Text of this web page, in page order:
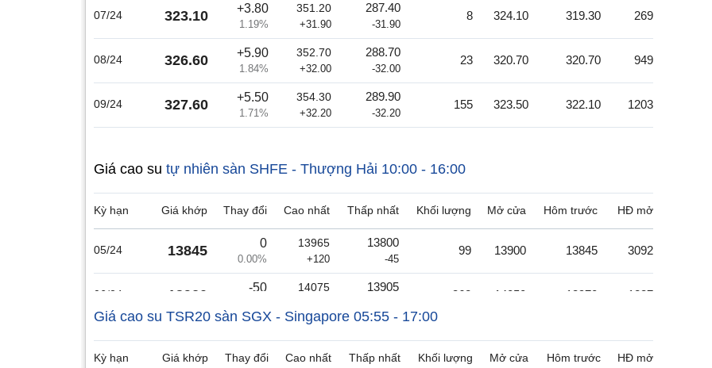
07/24 323.10 +3.80
1.19%
351.20
+31.90
287.40
-31.90
8 324.10 319.30 269
08/24 326.60 +5.90
1.84%
352.70
+32.00
288.70
-32.00
23 320.70 320.70 949
09/24 327.60 +5.50
1.71%
354.30
+32.20
289.90
-32.20
155 323.50 322.10 1203
Giá cao su tự nhiên sàn SHFE - Thượng Hải 10:00 - 16:00
Kỳ hạn Giá khớp Thay đổi Cao nhất Thấp nhất Khối lượng Mở cửa Hôm trước HĐ mở
05/24 13845 0
0.00%
13965
+120
13800
-45
99 13900 13845 3092
06/24 13920 -50 14075 13905
362 14050 13970 1237
07/24 13965 1519 14130 14045 767
Giá cao su TSR20 sàn SGX - Singapore 05:55 - 17:00
Kỳ hạn Giá khớp Thay đổi Cao nhất Thấp nhất Khối lượng Mở cửa Hôm trước HĐ mở